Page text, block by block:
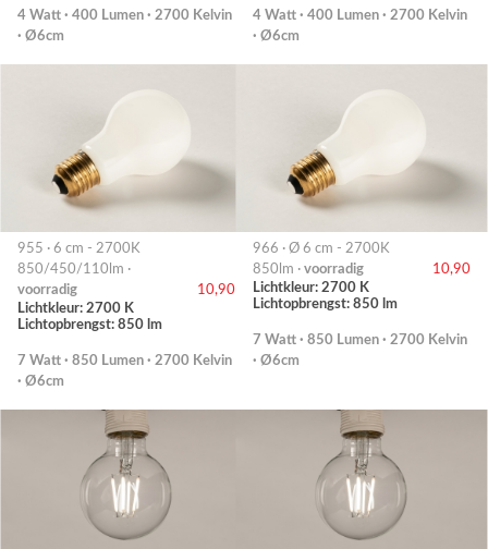
4 Watt · 400 Lumen · 2700 Kelvin
· Ø6cm
4 Watt · 400 Lumen · 2700 Kelvin
· Ø6cm
955 · 6 cm - 2700K
850/450/110lm ·
voorradig
10,90
Lichtkleur: 2700 K
Lichtopbrengst: 850 lm
7 Watt · 850 Lumen · 2700 Kelvin
· Ø6cm
966 · Ø 6 cm - 2700K
850lm · voorradig
10,90
Lichtkleur: 2700 K
Lichtopbrengst: 850 lm
7 Watt · 850 Lumen · 2700 Kelvin
· Ø6cm